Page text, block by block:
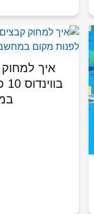
איך למחוק